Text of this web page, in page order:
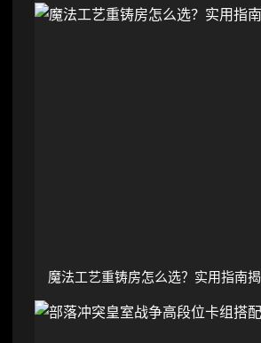
魔法工艺重铸房怎么选？实用指南